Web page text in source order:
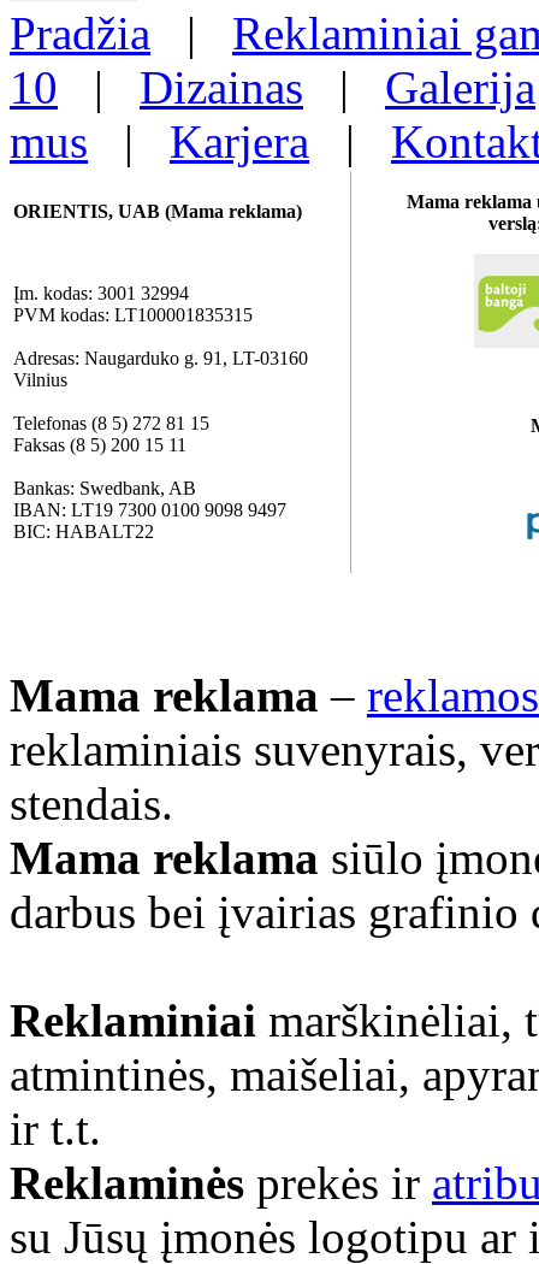
Pradžia | Reklaminiai
10 | Dizainas | Galerija
mus | Karjera |
ORIENTIS, UAB (Mama reklama)
Įm. kodas: 3001 32994
PVM kodas: LT100001835315
Adresas: Naugarduko g. 91, LT-03160
Vilnius
Telefonas (8 5) 272 81 15
Faksas (8 5) 200 15 11
Bankas: Swedbank, AB
IBAN: LT19 7300 0100 9098 9497
BIC: HABALT22
Mama reklama
Mama reklama –
reklaminiais suvenyrais,
stendais.
Mama reklama siūlo
darbus bei įvairias grafinio
Reklaminiai marškinėliai,
atmintinės, maišeliai,
ir t.t.
Reklaminės prekės ir
su Jūsų įmonės logotipu